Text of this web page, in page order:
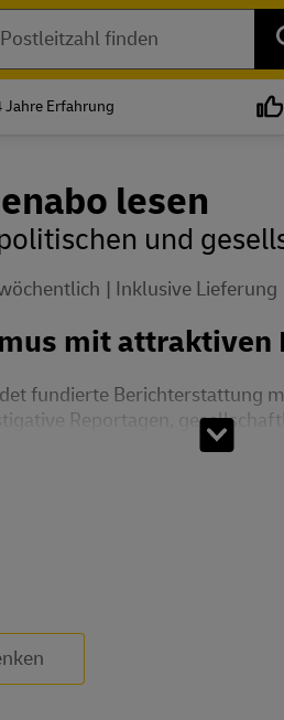
Jahre Erfahrung
lesen
und
Inklusive Lieferung
mit attraktiven
fundierte Berichterstattung
Reportagen,